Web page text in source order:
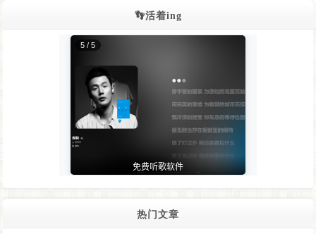
👣活着ing
热门文章